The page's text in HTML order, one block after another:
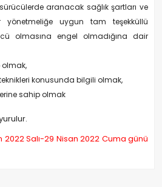
aranacak sağlık şartları ve
yönetmeliğe uygun tam teşekküllü
olmasına engel olmadığına dair
olmak,
konusunda bilgili olmak,
sahip olmak
2022 Salı-29 Nisan 2022 Cuma günü